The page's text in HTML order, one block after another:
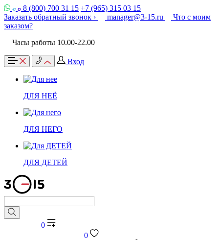
8 (800) 700 31 15 +7 (965) 315 03 15
Заказать обратный звонок ›
manager@3-15.ru
Что с моим
заказом?
Часы работы 10.00-22.00
Вход
ДЛЯ НЕЁ
ДЛЯ НЕГО
ДЛЯ ДЕТЕЙ
0
0